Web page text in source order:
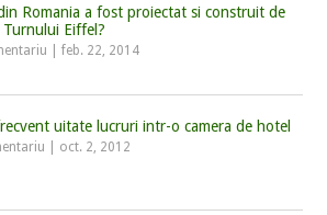
Romania a fost proiectat si construit de
Eiffel?
|feb. 22, 2014
uitate lucruri intr-o camera de hotel
oct. 2, 2012